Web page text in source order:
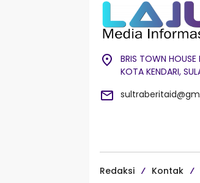
BRIS TOWN HOUSE
KOTA KENDARI,
Redaksi Kontak